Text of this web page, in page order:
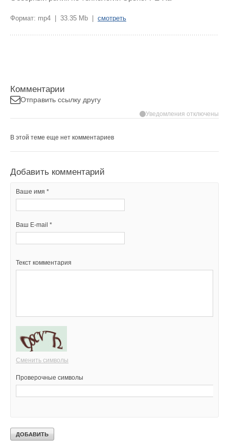
Формат: mp4 | 33.35 Mb | смотреть
Комментарии
Отправить ссылку другу
Уведомления отключены
В этой теме еще нет комментариев
Добавить комментарий
Ваше имя *
Ваш E-mail *
Текст комментария
Сменить символы
Проверочные символы